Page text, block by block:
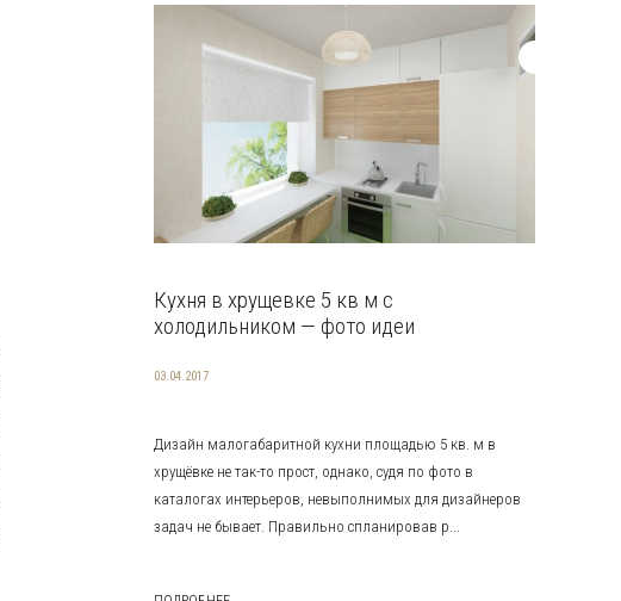
Кухня в хрущевке 5 кв м с
холодильником — фото идеи
03.04.2017
Дизайн малогабаритной кухни площадью 5 кв. м в
хрущёвке не так-то прост, однако, судя по фото в
каталогах интерьеров, невыполнимых для дизайнеров
задач не бывает. Правильно спланировав р...